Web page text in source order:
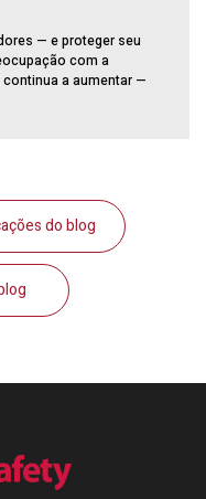
— e proteger seu
com a
a aumentar —
do blog